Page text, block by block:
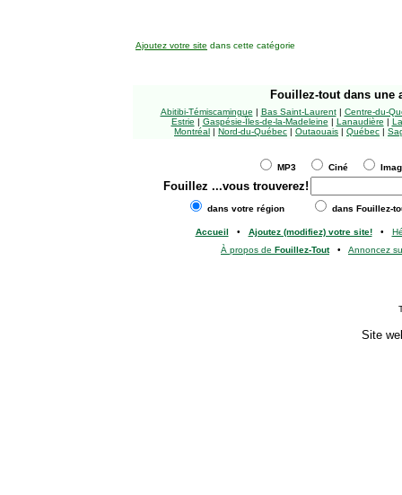
Ajoutez votre site dans cette catégorie
Fouillez-tout dans une
Abitibi-Témiscamingue | Bas Saint-Laurent| Centre-du-
Estrie | Gaspésie-Îles-de-la-Madeleine | Lanaudière |
Montréal | Nord-du-Québec | Outaouais | Québec |
MP3 Ciné
Fouillez ...vous trouverez!
dans votre région dans Fouillez-
Accueil • Ajoutez (modifiez) votre site!•
À propos de Fouillez-Tout• Annoncez
Site